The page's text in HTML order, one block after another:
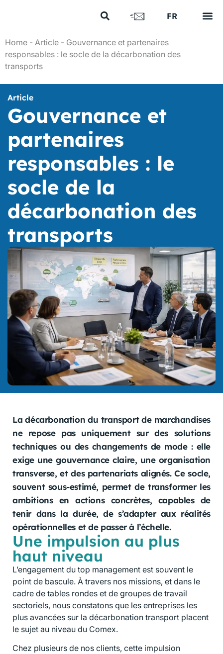
FR
EN
Home - Article - Gouvernance et partenaires
responsables : le socle de la décarbonation des
transports
Article
Gouvernance et
partenaires
responsables : le
socle de la
décarbonation des
transports
La décarbonation du transport de marchandises
ne repose pas uniquement sur des solutions
techniques ou des changements de mode : elle
exige une gouvernance claire, une organisation
transverse, et des partenariats alignés. Ce socle,
souvent sous-estimé, permet de transformer les
ambitions en actions concrètes, capables de
tenir dans la durée, de s’adapter aux réalités
opérationnelles et de passer à l’échelle.
Une impulsion au plus
haut niveau
L’engagement du top management est souvent le
point de bascule. À travers nos missions, et dans le
cadre de tables rondes et de groupes de travail
sectoriels, nous constatons que les entreprises les
plus avancées sur la décarbonation transport placent
le sujet au niveau du Comex.
Chez plusieurs de nos clients, cette impulsion